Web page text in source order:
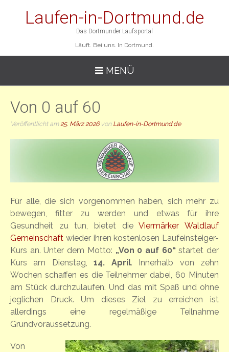
Laufen-in-Dortmund.de
Das Dortmunder Laufsportal
Läuft. Bei uns. In Dortmund.
MENÜ
Von 0 auf 60
Veröffentlicht am25. März 2026von Laufen-in-Dortmund.de
Für alle, die sich vorgenommen haben, sich mehr zu
bewegen, fitter zu werden und etwas für ihre
Gesundheit zu tun, bietet dieViermärker Waldlauf
Gemeinschaft wieder ihren kostenlosen Laufeinsteiger-
Kurs an. Unter dem Motto: „Von 0 auf 60“startet der
Kurs am Dienstag,14. April. Innerhalb von zehn
Wochen schaffen es die Teilnehmer dabei, 60 Minuten
am Stück durchzulaufen. Und das mit Spaß und ohne
jeglichen Druck. Um dieses Ziel zu erreichen ist
allerdings eine regelmäßige Teilnahme
Grundvoraussetzung.
Von